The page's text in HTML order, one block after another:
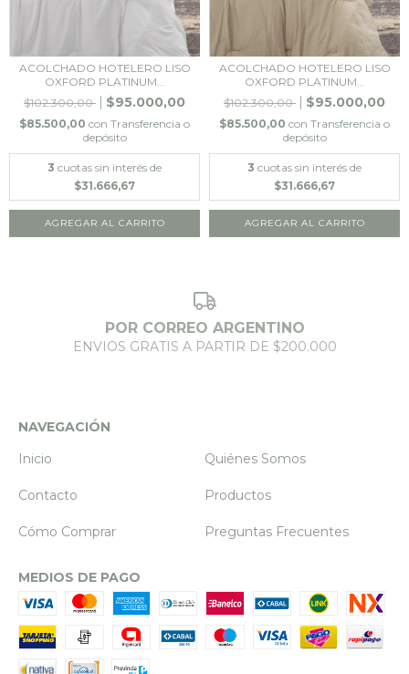
ACOLCHADO HOTELERO LISO
OXFORD PLATINUM...
$102.300,00
$95.000,00
$85.500,00 con Transferencia o
depósito
3 cuotas sin interés de
$31.666,67
ACOLCHADO HOTELERO LISO
OXFORD PLATINUM...
$102.300,00
$95.000,00
$85.500,00 con Transferencia o
depósito
3 cuotas sin interés de
$31.666,67
POR CORREO ARGENTINO
ENVIOS GRATIS A PARTIR DE $200.000
NAVEGACIÓN
Inicio
Quiénes Somos
Contacto Productos
Cómo Comprar Preguntas Frecuentes
MEDIOS DE PAGO